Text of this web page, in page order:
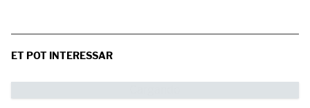
ET POT INTERESSAR